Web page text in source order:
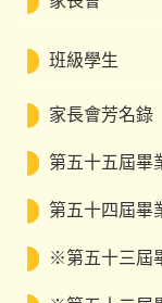
班級學生
家長會芳名錄
第五十五屆畢
第五十四屆畢
※第五十三屆